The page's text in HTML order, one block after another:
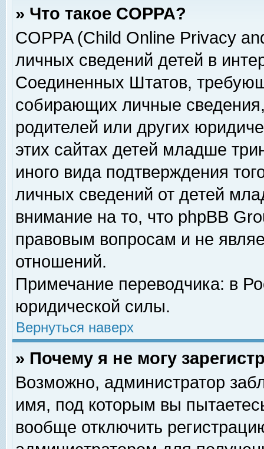
» Что такое COPPA?
COPPA (Child Online Privacy
личных сведений детей в
Соединенных Штатов,
собирающих личные
родителей или других
этих сайтах детей младше
иного вида подтверждения
личных сведений от детей
внимание на то, что phpBB
правовым вопросам и не
отношений.
Примечание переводчика: в
юридической силы.
Вернуться наверх
» Почему я не могу
Возможно, администратор
имя, под которым вы
вообще отключить